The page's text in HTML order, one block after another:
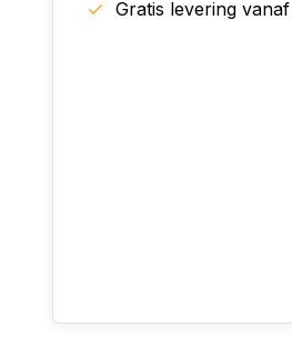
Gratis levering